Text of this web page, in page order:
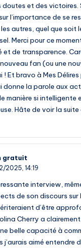
doutes et des victoires.
l’importance de se
autres, quel que soit
Merci pour ce
et de transparence.
fan (ou une
! Et bravo à Mes
donne la parole aux
manière si intelligente
Hâte de voir la suite
gratuit
2025, 14:19
interview,
de son discours sur
d’être
Cherry a
belle capacité à
j’aurais aimé entendre